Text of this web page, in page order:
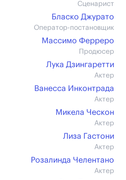
Сценарист
Бласко Джурато
Оператор-постановщик
Массимо Ферреро
Продюсер
Лука Дзингаретти
Актер
Ванесса Инконтрада
Актер
Микела Ческон
Актер
Лиза Гастони
Актер
Розалинда Челентано
Актер